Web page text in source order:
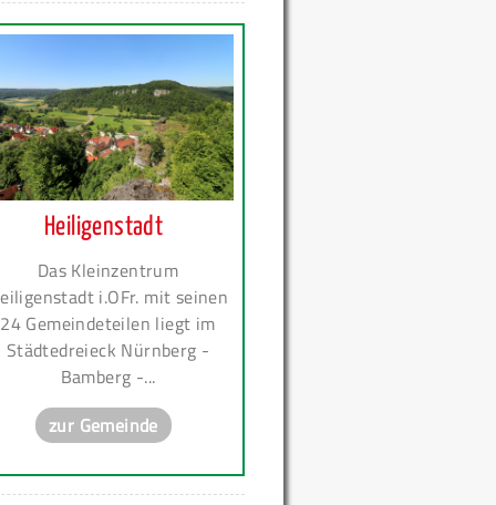
Heiligenstadt
Das Kleinzentrum
i.OFr. mit seinen
24 Gemeindeteilen liegt im
Städtedreieck Nürnberg -
Bamberg -...
zur Gemeinde